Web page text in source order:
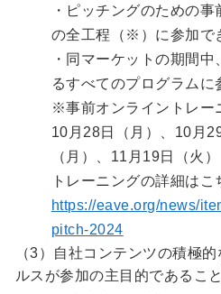
・ピッチングのための
の全工程（※）に参加で
・同マーケットの期間
るすべてのプログラムに
※事前オンライントレー
10月28日（月）、10月
（月）、11月19日（火）
トレーニングの詳細はこ
https://eave.org/news/
pitch-2024
（3）自社コンテンツの積極
ルスが参加の主目的であること